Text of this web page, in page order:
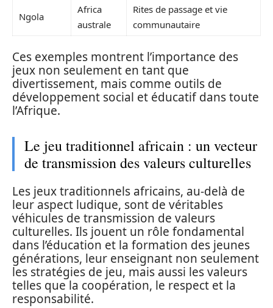
Ngola
Africa
australe
Rites de passage et vie
communautaire
Ces exemples montrent l’importance des
jeux non seulement en tant que
divertissement, mais comme outils de
développement social et éducatif dans toute
l’Afrique.
Le jeu traditionnel africain : un vecteur
de transmission des valeurs culturelles
Les jeux traditionnels africains, au-delà de
leur aspect ludique, sont de véritables
véhicules de transmission de valeurs
culturelles. Ils jouent un rôle fondamental
dans l’éducation et la formation des jeunes
générations, leur enseignant non seulement
les stratégies de jeu, mais aussi les valeurs
telles que la coopération, le respect et la
responsabilité.